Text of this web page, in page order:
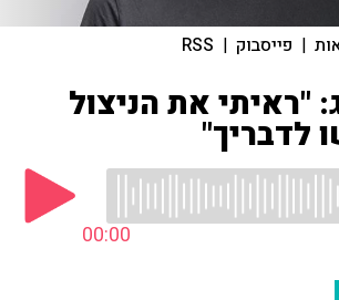
| פייסבוק |
RSS
"ראיתי את הניצול
לדבריך"
00:00